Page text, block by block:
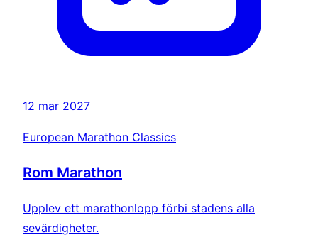
12 mar 2027
European Marathon Classics
Rom Marathon
Upplev ett marathonlopp förbi stadens alla
sevärdigheter.